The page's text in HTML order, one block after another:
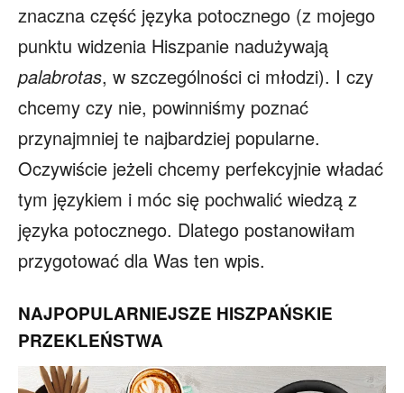
znaczna część języka potocznego (z mojego
punktu widzenia Hiszpanie nadużywają
palabrotas, w szczególności ci młodzi). I czy
chcemy czy nie, powinniśmy poznać
przynajmniej te najbardziej popularne.
Oczywiście jeżeli chcemy perfekcyjnie władać
tym językiem i móc się pochwalić wiedzą z
języka potocznego. Dlatego postanowiłam
przygotować dla Was ten wpis.
NAJPOPULARNIEJSZE HISZPAŃSKIE
PRZEKLEŃSTWA